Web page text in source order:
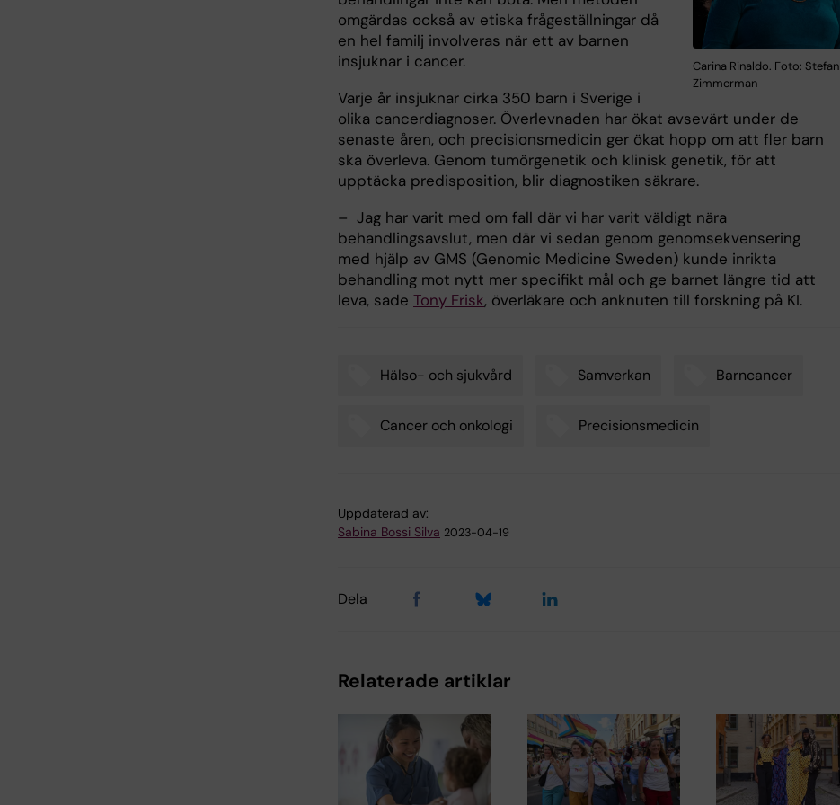
Carina Rinaldo. Foto: Stefan
Zimmerman
omgärdas också av etiska frågeställningar då
en hel familj involveras när ett av barnen
insjuknar i cancer.
Varje år insjuknar cirka 350 barn i Sverige i
olika cancerdiagnoser. Överlevnaden har ökat avsevärt under de
senaste åren, och precisionsmedicin ger ökat hopp om att fler barn
ska överleva. Genom tumörgenetik och klinisk genetik, för att
upptäcka predisposition, blir diagnostiken säkrare.
– Jag har varit med om fall där vi har varit väldigt nära
behandlingsavslut, men där vi sedan genom genomsekvensering
med hjälp av GMS (Genomic Medicine Sweden) kunde inrikta
behandling mot nytt mer specifikt mål och ge barnet längre tid att
leva, sade Tony Frisk, överläkare och anknuten till forskning på KI.
Hälso- och sjukvård Samverkan Barncancer
Cancer och onkologi Precisionsmedicin
Uppdaterad av:
Sabina Bossi Silva 2023-04-19
Dela
Relaterade artiklar